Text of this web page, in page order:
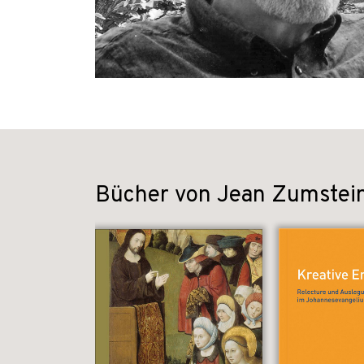
Bücher von Jean